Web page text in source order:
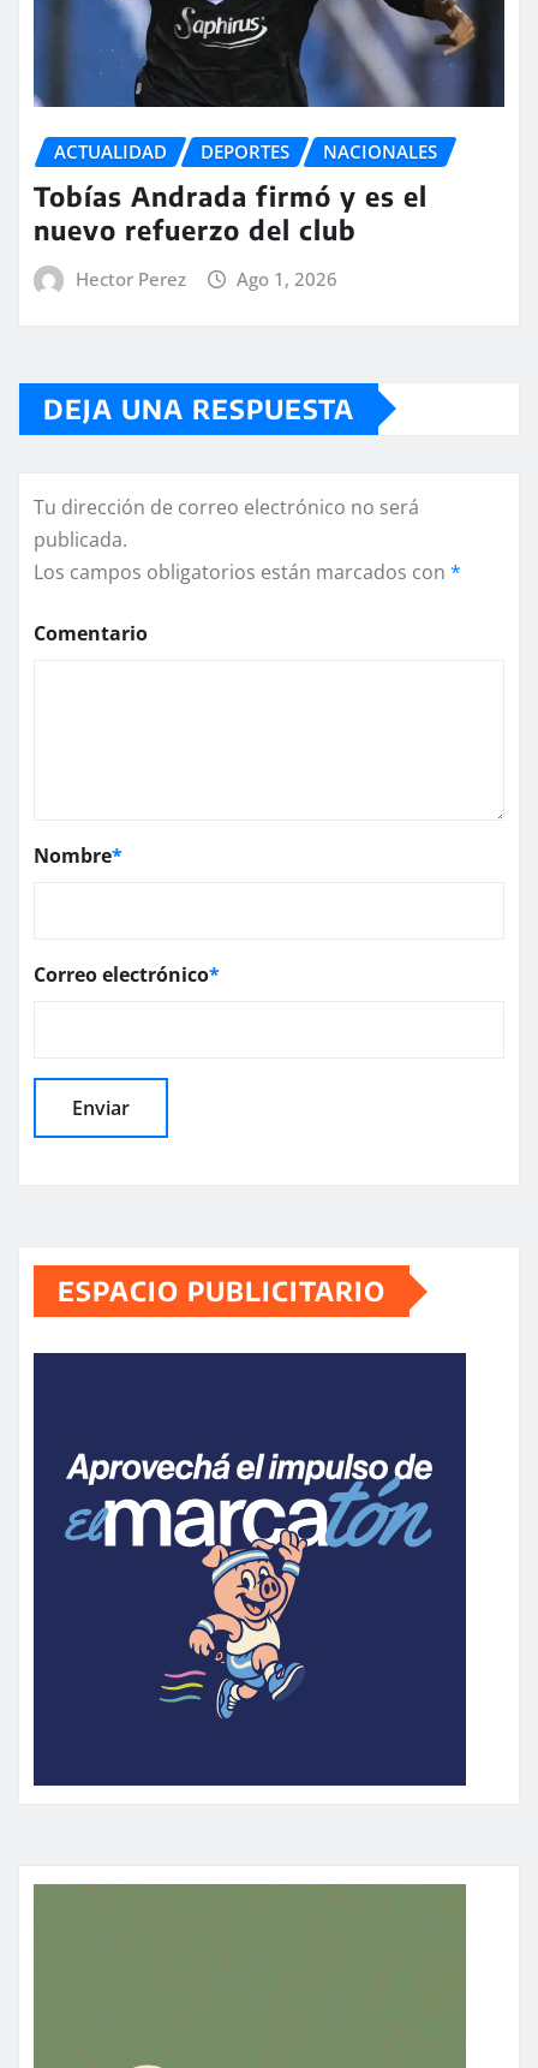
ACTUALIDAD DEPORTES NACIONALES
Tobías Andrada firmó y es el
nuevo refuerzo del club
Hector Perez Ago 1, 2026
DEJA UNA RESPUESTA
Tu dirección de correo electrónico no será
publicada.
Los campos obligatorios están marcados con *
Comentario
Nombre*
Correo electrónico*
ESPACIO PUBLICITARIO